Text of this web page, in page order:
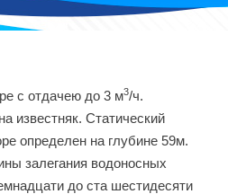
с отдачею до 3 м3/ч.
известняк. Статический
определен на глубине 59м.
залегания водоносных
до ста шестидесяти